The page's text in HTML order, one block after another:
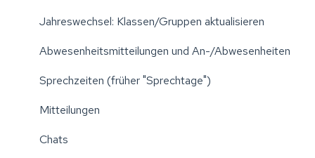
Jahreswechsel: Klassen/Gruppen aktualisieren
Abwesenheitsmitteilungen und An-/Abwesenheiten
Sprechzeiten (früher "Sprechtage")
Mitteilungen
Chats